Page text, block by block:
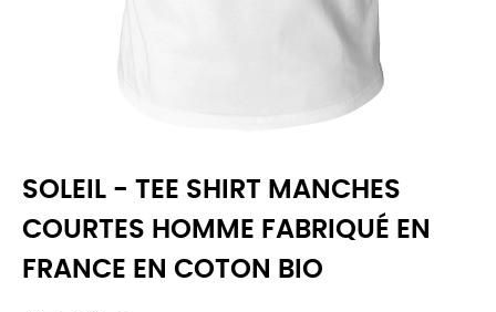
SOLEIL - TEE SHIRT MANCHES
COURTES HOMME FABRIQUÉ EN
FRANCE EN COTON BIO